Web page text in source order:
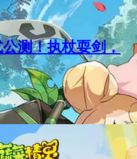
测！执杖耍剑，